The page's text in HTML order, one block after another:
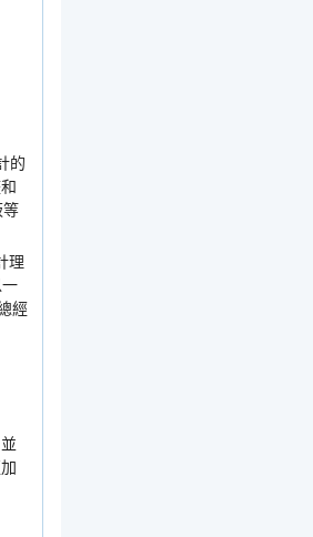
的
等
理
經